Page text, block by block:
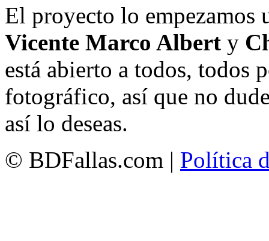
El proyecto lo empezamos
Vicente Marco Albert y
está abierto a todos, todos
fotográfico, así que no
así lo deseas.
© BDFallas.com | Política